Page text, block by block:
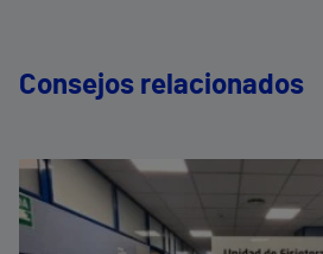
Consejos relacionados